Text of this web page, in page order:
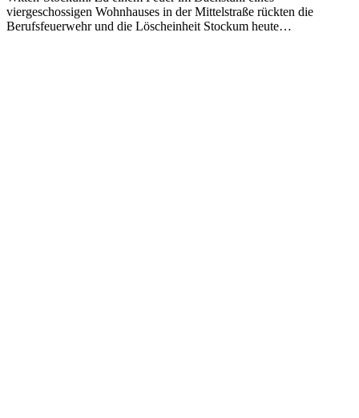
viergeschossigen Wohnhauses in der Mittelstraße rückten die
Berufsfeuerwehr und die Löscheinheit Stockum heute…